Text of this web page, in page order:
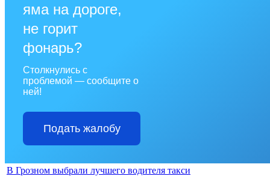
яма на дороге,
не горит
фонарь?
Столкнулись с
проблемой — сообщите о
ней!
Подать жалобу
В Грозном выбрали лучшего водителя такси